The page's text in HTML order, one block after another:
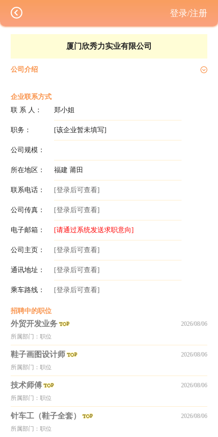
厦门欣秀力实业有限公司
公司介绍
企业联系方式
联 系 人：
郑小姐
职务： [该企业暂未填写]
公司规模：
所在地区： 福建 莆田
联系电话： [登录后可查看]
公司传真： [登录后可查看]
电子邮箱： [请通过系统发送求职意向]
公司主页： [登录后可查看]
通讯地址： [登录后可查看]
乘车路线： [登录后可查看]
招聘中的职位
外贸开发业务
所属部门：职位
2026/08/06
鞋子画图设计师
所属部门：职位
2026/08/06
技术师傅
所属部门：职位
2026/08/06
针车工（鞋子全套）
所属部门：职位
2026/08/06
登录/注册